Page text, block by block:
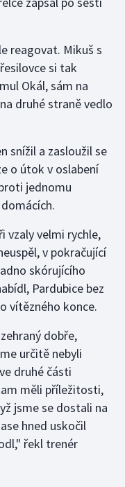
reagovat. Mikuš s
si tak
Okál, sám na
druhé straně vedlo
snížil a zasloužil se
o útok v oslabení
jednomu
vzaly velmi rychle,
v pokračující
skórujícího
Pardubice bez
vítězného konce.
dobře,
určitě nebyli
druhé části
měli příležitosti,
jsme se dostali na
hned uskočil
řekl trenér